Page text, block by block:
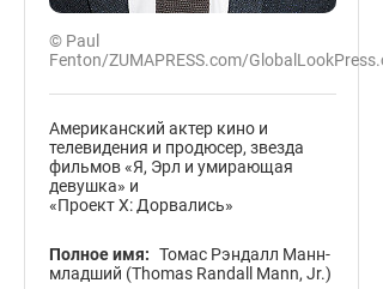
© Paul
Fenton/ZUMAPRESS.com/
Американский актер кино и
телевидения и продюсер, звезда
фильмов «Я, Эрл и умирающая
девушка» и
«Проект X: Дорвались»
Полное имя: Томас Рэндалл Манн-
младший (Thomas Randall Mann, Jr.)